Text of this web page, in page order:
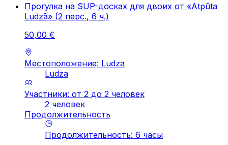
Прогулка на SUP-досках для двоих от «Atpūta
Ludzā» (2 перс., 6 ч.)
50,00 €
Местоположение: Ludza
Ludza
Участники: от 2 до 2 человек
2 человек
Продолжительность
Продолжительность: 6 часы